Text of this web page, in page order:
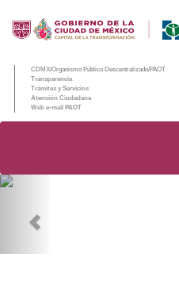
CDMX/Organismo Público Descentralizado/PAOT
Transparencia
Trámites y Servicios
Atención Ciudadana
Web e-mail PAOT